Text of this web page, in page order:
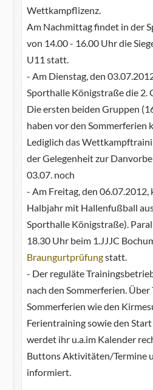
Wettkampflizenz.
Am Nachmittag findet in der
von 14.00 - 16.00 Uhr die
U11 statt.
- Am Dienstag, den
Sporthalle Königstraße die 2.
Die ersten beiden Gruppen
haben vor den Sommerferien
Lediglich das
der Gelegenheit zur
03.07. noch
- Am Freitag, den 06.07.2012,
Halbjahr mit Hallenfußball
Sporthalle Königstraße).
18.30 Uhr beim 1.JJJC
Braungurtprüfungstatt.
- Der reguläte
nach den Sommerferien.
Sommerferien wie den
Ferientraining sowie den
werdet ihr u.a.im Kalender
Buttons Aktivitäten/Termine
informiert.